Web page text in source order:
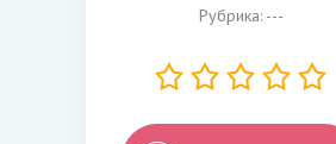
Рубрика: ---